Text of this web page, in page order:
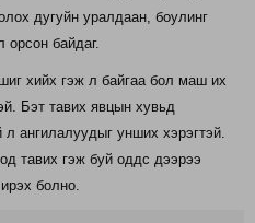
дугуйн уралдаан, боулинг
байдаг.
хийх гэж л байгаа бол маш их
Бэт тавих явцын хувьд
ангилалуудыг унших хэрэгтэй.
тавих гэж буй оддс дээрээ
болно.